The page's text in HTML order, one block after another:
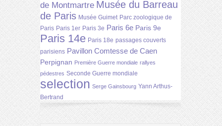
de Montmartre Musée du Barreau
de Paris Musée Guimet Parc zoologique de
Paris Paris 1er Paris 3e Paris 6e Paris 9e
Paris 14e Paris 18e passages couverts
parisiens Pavillon Comtesse de Caen
Perpignan Première Guerre mondiale rallyes
pédestres Seconde Guerre mondiale
selection Serge Gainsbourg Yann Arthus-
Bertrand